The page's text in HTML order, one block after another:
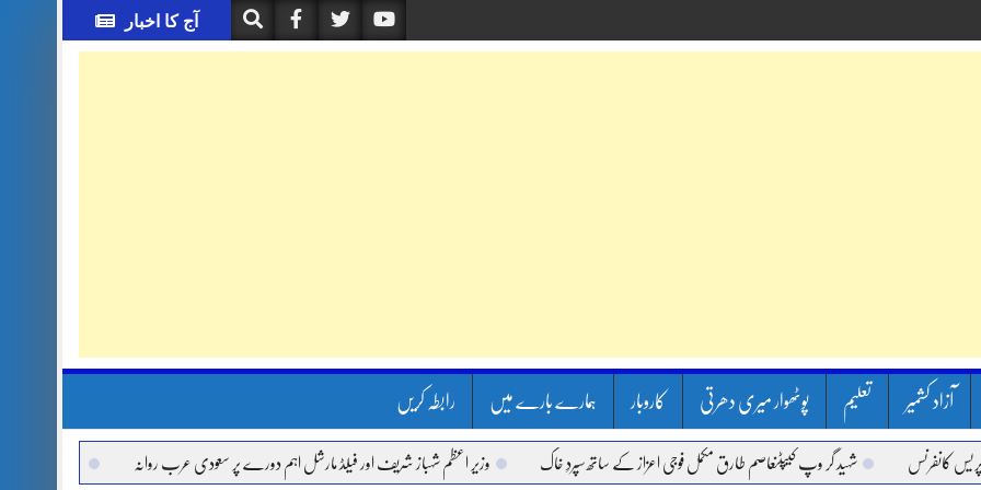
آج کا اخبار
آزاد کشمیر تعلیم پوٹھوار میری دھرتی کاروبار ہمارے بارے میں رابطہ کریں
شہید گر وپ کیپٹنعاصم طارق مکمل فوجی اعزاز کے ساتھ سپردِ خاک وزیر اعظم شہباز شریف اور فیلڈ مارشل اہم دورے پر سعودی عرب روانہ آئی ایم ایف مخصوص